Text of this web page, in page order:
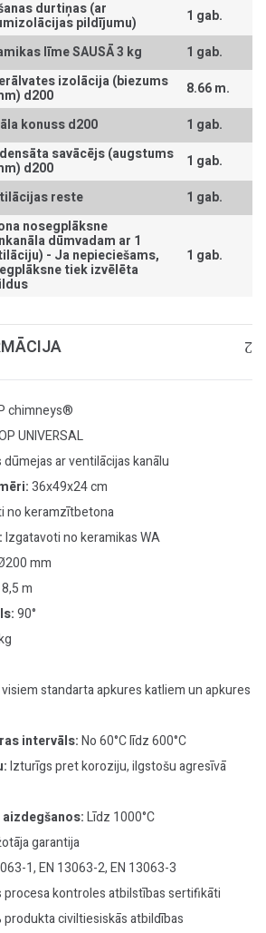
durtiņas (ar
pildījumu)
1 gab.
līme SAUSĀ 3 kg
1 gab.
izolācija (biezums
d200
8.66 m.
konuss d200
1 gab.
savācējs (augstums
d200
1 gab.
reste 1 gab.
nosegplāksne
dūmvadam ar 1
- Ja nepieciešams,
tiek izvēlēta
1 gab.
chimneys®
UNIVERSAL
dūmejas ar ventilācijas kanālu
36x49x24 cm
no keramzītbetona
Izgatavoti no keramikas WA
mm
8,5 m
90°
standarta apkures katliem un apkures
intervāls:No 60°C līdz 600°C
Izturīgs pret koroziju, ilgstošu agresīvā
Līdz 1000°C
garantija
1, EN 13063-2, EN 13063-3
procesa kontroles atbilstības sertifikāti
produkta civiltiesiskās atbildības